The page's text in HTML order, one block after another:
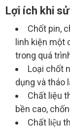
Lợi ích khi
Chốt pin,
linh kiện một
trong quá
Loại chốt
dụng và tháo
Chất liệu
bền cao,
Chất liệu